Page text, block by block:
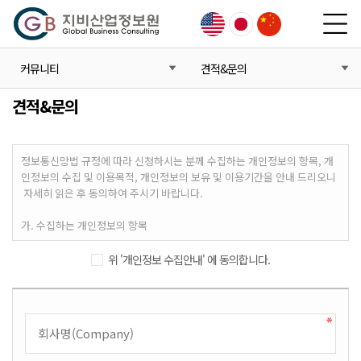
커뮤니티 견적&문의
견적&문의
위 '개인정보 수집안내' 에 동의합니다.